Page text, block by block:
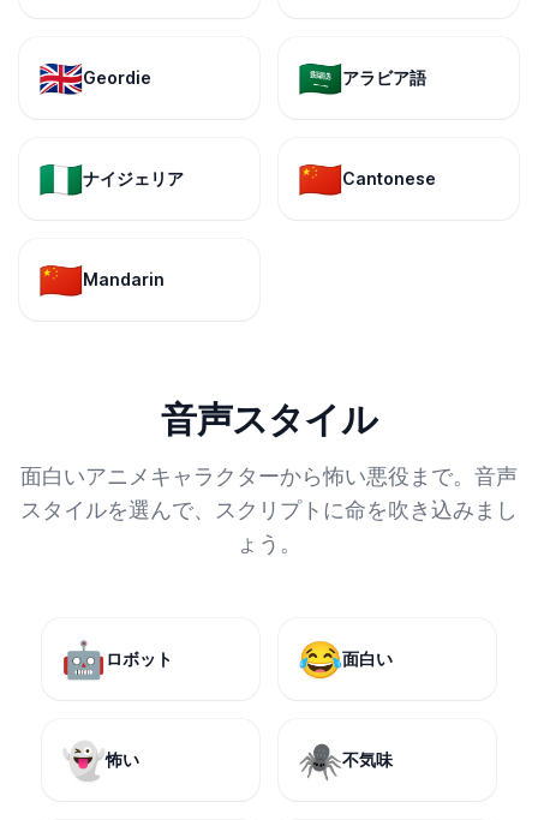
🇬🇧Geordie 🇸🇦アラビア語
🇳🇬ナイジェリア 🇨🇳Cantonese
🇨🇳Mandarin
音声スタイル
面白いアニメキャラクターから怖い悪役まで。音声
スタイルを選んで、スクリプトに命を吹き込みまし
ょう。
🤖 ロボット 😂面白い
👻怖い 🕷️不気味